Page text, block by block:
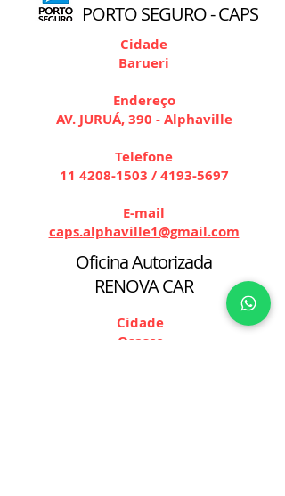
PORTO SEGURO - CAPS
Cidade
Barueri
Endereço
AV. JURUÁ, 390 - Alphaville
Telefone
11 4208-1503 /4193-5697
E-mail
caps.alphaville1@gmail.com
Oficina Autorizada
RENOVA CAR
Cidade
Osasco